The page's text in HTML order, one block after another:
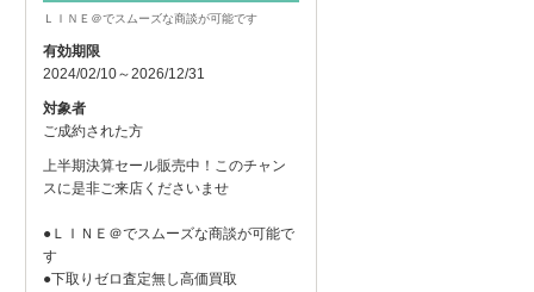
ＬＩＮＥ＠でスムーズな商談が可能です
有効期限
2024/02/10～2026/12/31
対象者
ご成約された方
上半期決算セール販売中！このチャン
スに是非ご来店くださいませ
●ＬＩＮＥ＠でスムーズな商談が可能で
す
●下取りゼロ査定無し高価買取